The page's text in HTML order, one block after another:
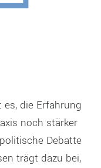
die Erfahrung
noch stärker
Debatte
trägt dazu bei,